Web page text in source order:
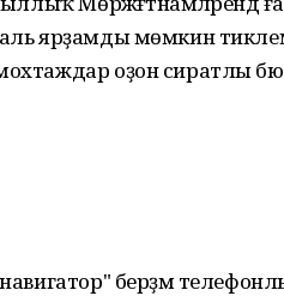
ярҙамды мөмкин
оҙон сиратлы
навигатор" берҙәм